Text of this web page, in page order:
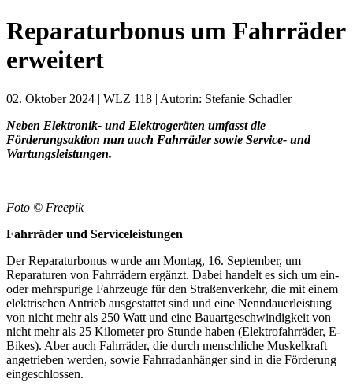
Reparaturbonus um Fahrräder
erweitert
02. Oktober 2024 | WLZ 118 | Autorin: Stefanie Schadler
Neben Elektronik- und Elektrogeräten umfasst die
Förderungsaktion nun auch Fahrräder sowie Service- und
Wartungsleistungen.
Foto © Freepik
Fahrräder und Serviceleistungen
Der Reparaturbonus wurde am Montag, 16. September, um
Reparaturen von Fahrrädern ergänzt. Dabei handelt es sich um ein-
oder mehrspurige Fahrzeuge für den Straßenverkehr, die mit einem
elektrischen Antrieb ausgestattet sind und eine Nenndauerleistung
von nicht mehr als 250 Watt und eine Bauartgeschwindigkeit von
nicht mehr als 25 Kilometer pro Stunde haben (Elektrofahrräder, E-
Bikes). Aber auch Fahrräder, die durch menschliche Muskelkraft
angetrieben werden, sowie Fahrradanhänger sind in die Förderung
eingeschlossen.